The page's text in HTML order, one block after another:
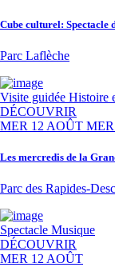
Cube culturel: Spectacle
Parc Laflèche
Visite guidée Histoire
DÉCOUVRIR
MER 12 AOÛT
Les mercredis de la
Parc des Rapides-
Spectacle Musique
DÉCOUVRIR
MER 12 AOÛT